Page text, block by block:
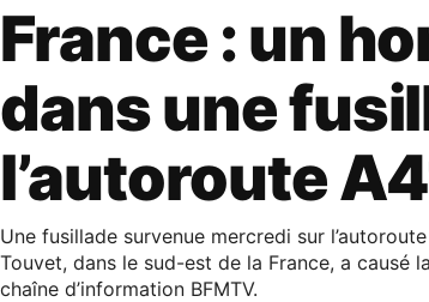
France : un
dans une
l’autoroute
Une fusillade survenue mercredi sur
Touvet, dans le sud-est de la France, a causé
chaîne d’information BFMTV.